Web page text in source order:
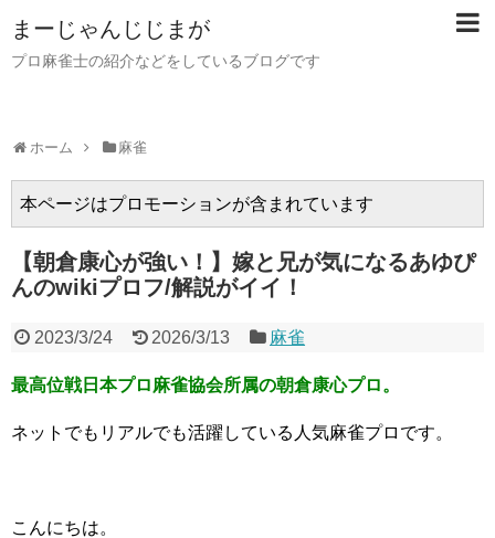
まーじゃんじじまが
プロ麻雀士の紹介などをしているブログです
ホーム 麻雀
本ページはプロモーションが含まれています
【朝倉康心が強い！】嫁と兄が気になるあゆぴ
んのwikiプロフ/解説がイイ！
2023/3/24 2026/3/13 麻雀
最高位戦日本プロ麻雀協会所属の朝倉康心プロ。
ネットでもリアルでも活躍している人気麻雀プロです。
こんにちは。